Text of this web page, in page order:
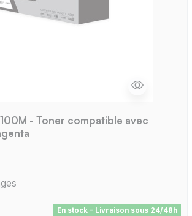
- Toner compatible avec
En stock - Livraison sous 24/48h